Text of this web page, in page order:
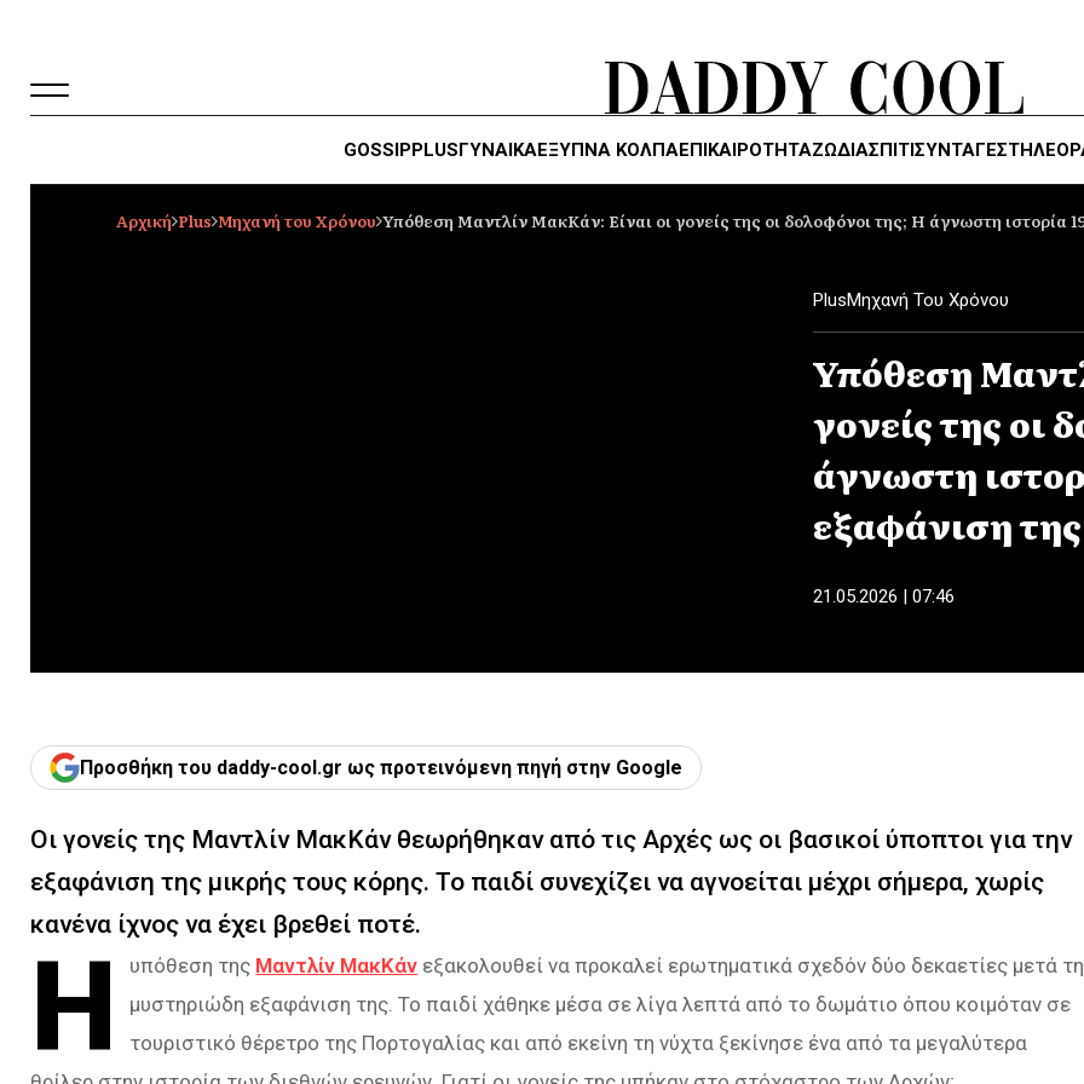
GOSSIPPLUSΓΥΝΑΙΚΑΈΞΥΠΝΑ ΚΌΛΠΑΕΠΙΚΑΙΡΟΤΗΤΑΖΏΔΙΑΣΠΙΤΙΣΥΝΤΑΓΕΣ
Αρχική Plus Μηχανή του Χρόνου Υπόθεση Μαντλίν ΜακΚάν: Είναι οι γονείς της οι δολοφόνοι της; Η άγνωστη ιστορία
PlusΜηχανή Του Χρόνου
Υπόθεση
γονείς της οι
άγνωστη
εξαφάνιση της
21.05.2026 | 07:46
Προσθήκη του daddy-cool.gr ως προτεινόμενη πηγή στην Google
Οι γονείς της Μαντλίν ΜακΚάν θεωρήθηκαν από τις Αρχές ως οι βασικοί ύποπτοι για την
εξαφάνιση της μικρής τους κόρης. Το παιδί συνεχίζει να αγνοείται μέχρι σήμερα, χωρίς
κανένα ίχνος να έχει βρεθεί ποτέ.
Η υπόθεση της Μαντλίν ΜακΚάν εξακολουθεί να προκαλεί ερωτηματικά σχεδόν δύο δεκαετίες μετά τη
μυστηριώδη εξαφάνιση της. Το παιδί χάθηκε μέσα σε λίγα λεπτά από το δωμάτιο όπου κοιμόταν σε
τουριστικό θέρετρο της Πορτογαλίας και από εκείνη τη νύχτα ξεκίνησε ένα από τα μεγαλύτερα